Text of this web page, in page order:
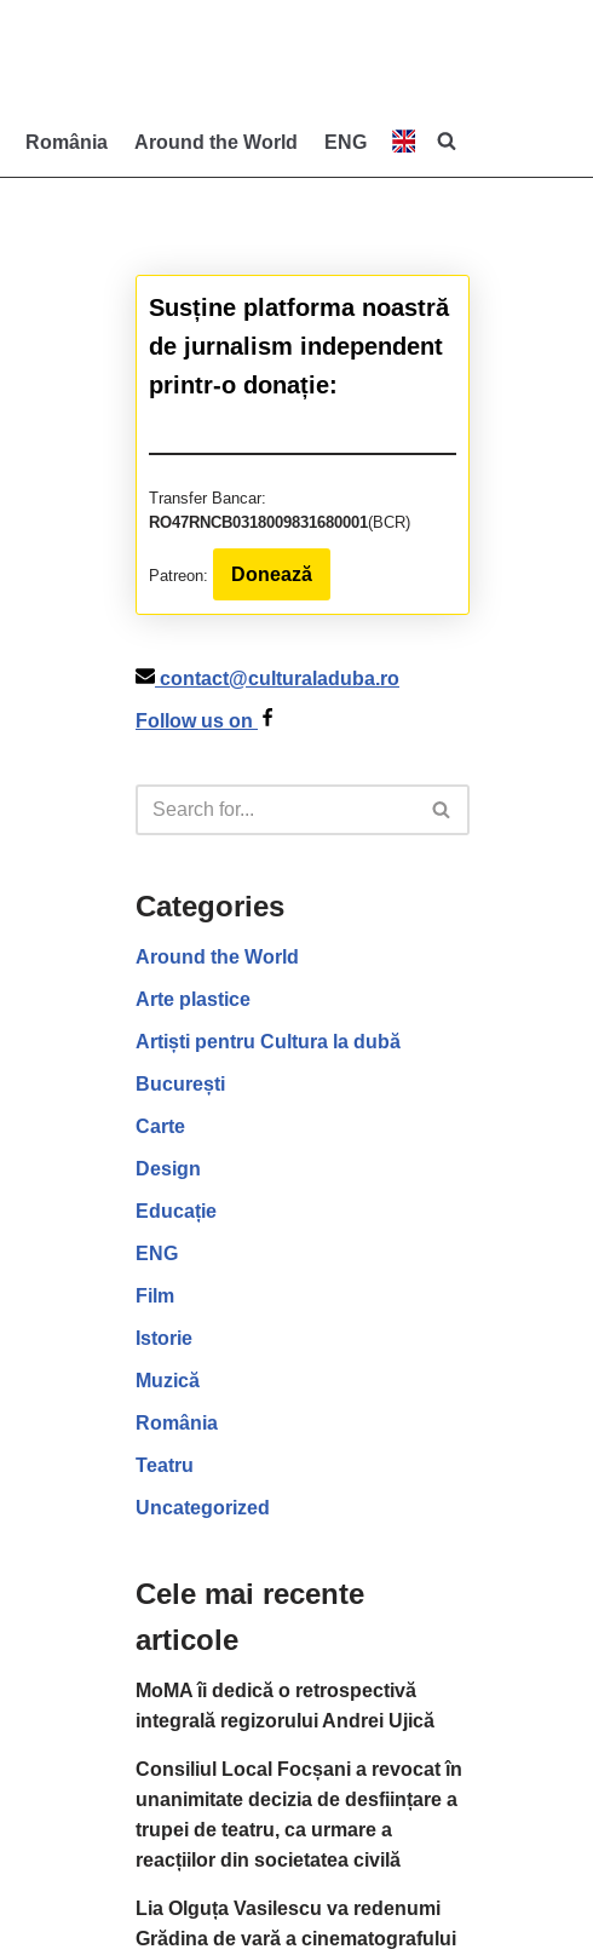
România Around the World ENG
Susține platforma noastră
de jurnalism independent
printr-o donație:
Transfer Bancar:
RO47RNCB0318009831680001(BCR)
Patreon: Donează
contact@culturaladuba.ro
Follow us on
Categories
Around the World
Arte plastice
Artiști pentru Cultura la dubă
București
Carte
Design
Educație
ENG
Film
Istorie
Muzică
România
Teatru
Uncategorized
Cele mai recente
articole
MoMA îi dedică o retrospectivă
integrală regizorului Andrei Ujică
Consiliul Local Focșani a revocat în
unanimitate decizia de desființare a
trupei de teatru, ca urmare a
reacțiilor din societatea civilă
Lia Olguța Vasilescu va redenumi
Grădina de vară a cinematografului